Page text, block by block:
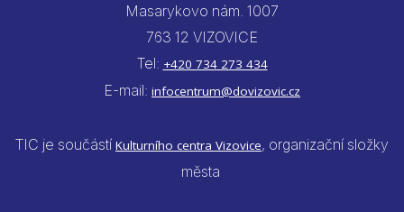
Masarykovo nám. 1007
763 12 VIZOVICE
Tel: +420 734 273 434
E-mail: infocentrum@dovizovic.cz
TIC je součástí Kulturního centra Vizovice, organizační složky
města